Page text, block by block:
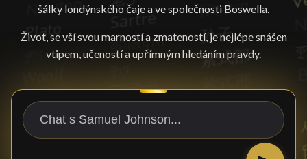
šálky londýnského čaje a ve společnosti Boswella.
Život, se vší svou marností a zmateností, je nejlépe snášen
vtipem, učeností a upřímným hledáním pravdy.